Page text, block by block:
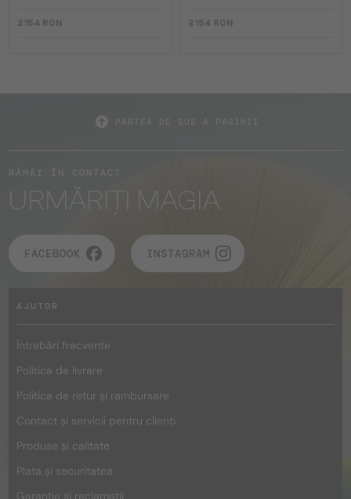
2 154 RON 2 154 RON
URMĂRIȚI MAGIA
FACEBOOK INSTAGRAM
AJUTOR
Întrebări frecvente
Politica de livrare
Politica de retur și rambursare
Contact și servicii pentru clienți
Produse și calitate
Plata și securitatea
Garanție și reclamații